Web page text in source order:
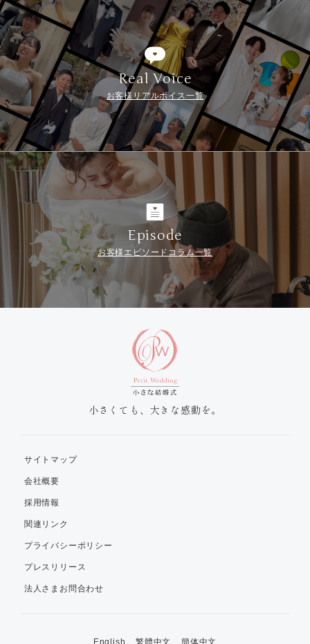
Real Voice
お客様リアルボイス一覧
Episode
お客様エピソードコラム一覧
小さくても、大きな感動を。
サイトマップ
会社概要
採用情報
関連リンク
プライバシーポリシー
プレスリリース
法人さまお問合わせ
English 繁體中文 簡体中文